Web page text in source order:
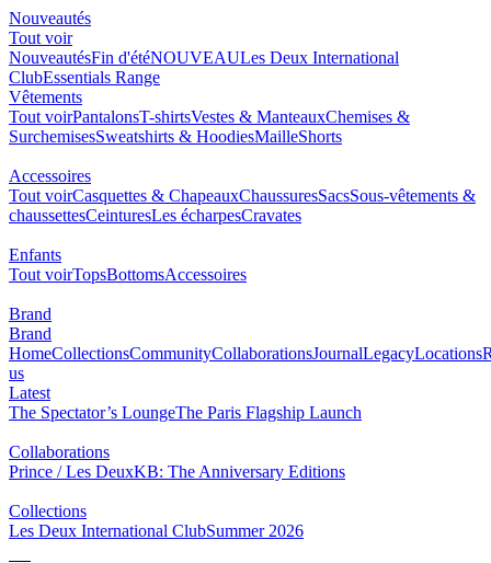
Nouveautés
Tout voir
NouveautésFin d'étéNOUVEAULes Deux International
ClubEssentials Range
Vêtements
Tout voirPantalonsT-shirtsVestes & ManteauxChemises &
SurchemisesSweatshirts & HoodiesMailleShorts
Tout voirCasquettes & Chapeaux
chaussettesCeinturesLes écharpesCravates